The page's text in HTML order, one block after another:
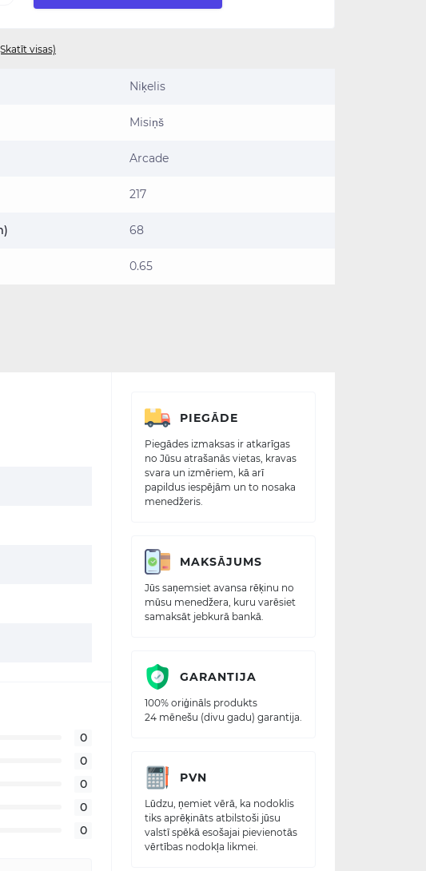
visas)
Niķelis
Misiņš
Arcade
217
68
0.65
0
0
0
0
0
PIEGĀDE
Piegādes izmaksas ir atkarīgas
no Jūsu atrašanās vietas, kravas
svara un izmēriem, kā arī
papildus iespējām un to nosaka
menedžeris.
MAKSĀJUMS
Jūs saņemsiet avansa rēķinu no
mūsu menedžera, kuru varēsiet
samaksāt jebkurā bankā.
GARANTIJA
100% oriģināls produkts
24 mēnešu (divu gadu) garantija.
PVN
Lūdzu, ņemiet vērā, ka nodoklis
tiks aprēķināts atbilstoši jūsu
valstī spēkā esošajai pievienotās
vērtības nodokļa likmei.